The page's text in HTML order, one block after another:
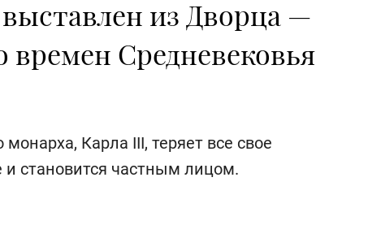
из Дворца —
времен Средневековья
Карла III, теряет все свое
и становится частным лицом.